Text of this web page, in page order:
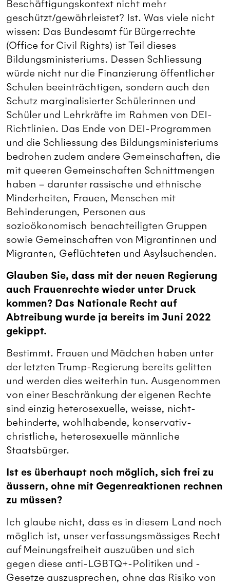
Beschäftigungskontext nicht mehr
geschützt/gewährleistet? Ist. Was viele nicht
wissen: Das Bundesamt für Bürgerrechte
(Office for Civil Rights) ist Teil dieses
Bildungsministeriums. Dessen Schliessung
würde nicht nur die Finanzierung öffentlicher
Schulen beeinträchtigen, sondern auch den
Schutz marginalisierter Schülerinnen und
Schüler und Lehrkräfte im Rahmen von DEI-
Richtlinien. Das Ende von DEI-Programmen
und die Schliessung des Bildungsministeriums
bedrohen zudem andere Gemeinschaften, die
mit queeren Gemeinschaften Schnittmengen
haben – darunter rassische und ethnische
Minderheiten, Frauen, Menschen mit
Behinderungen, Personen aus
sozioökonomisch benachteiligten Gruppen
sowie Gemeinschaften von Migrantinnen und
Migranten, Geflüchteten und Asylsuchenden.
Glauben Sie, dass mit der neuen Regierung
auch Frauenrechte wieder unter Druck
kommen? Das Nationale Recht auf
Abtreibung wurde ja bereits im Juni 2022
gekippt.
Bestimmt. Frauen und Mädchen haben unter
der letzten Trump-Regierung bereits gelitten
und werden dies weiterhin tun. Ausgenommen
von einer Beschränkung der eigenen Rechte
sind einzig heterosexuelle, weisse, nicht-
behinderte, wohlhabende, konservativ-
christliche, heterosexuelle männliche
Staatsbürger.
Ist es überhaupt noch möglich, sich frei zu
äussern, ohne mit Gegenreaktionen rechnen
zu müssen?
Ich glaube nicht, dass es in diesem Land noch
möglich ist, unser verfassungsmässiges Recht
auf Meinungsfreiheit auszuüben und sich
gegen diese anti-LGBTQ+-Politiken und -
Gesetze auszusprechen, ohne das Risiko von